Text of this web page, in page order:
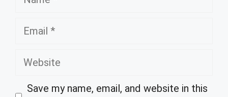
Email
Website
Save my name, email, and website in this